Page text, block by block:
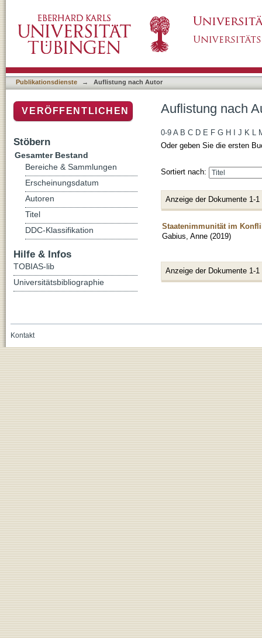
Publikationsdienste → Auflistung nach Autor
Auflistung nach
0-9 A B C D E F G H J K L
Oder geben Sie die ersten
Sortiert nach:
Anzeige der Dokumente 1-1
Staatenimmunität im
Gabius, Anne (2019)
Anzeige der Dokumente 1-1
VERÖFFENTLICHEN
Stöbern
Gesamter Bestand
Bereiche & Sammlungen
Erscheinungsdatum
Autoren
Titel
DDC-Klassifikation
Hilfe & Infos
TOBIAS-lib
Universitätsbibliographie
Kontakt